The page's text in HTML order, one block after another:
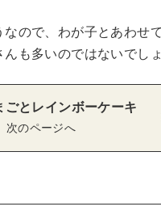
ので、わが子とあわせ
も多いのではないでし
ごとレインボーケーキ
次のページへ